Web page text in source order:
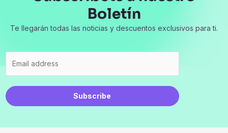
Boletín
Te llegarán todas las noticias y descuentos exclusivos para ti.
Subscribe